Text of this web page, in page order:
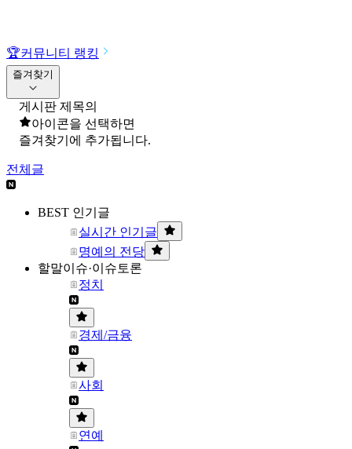
🏆커뮤니티 랭킹
즐겨찾기
게시판 제목의
아이콘을 선택하면
즐겨찾기에 추가됩니다.
전체글
BEST 인기글
실시간 인기글
명예의 전당
할말이슈·이슈토론
정치
경제/금융
사회
연예